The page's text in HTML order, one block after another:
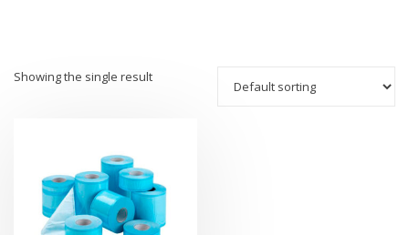
Showing the single result